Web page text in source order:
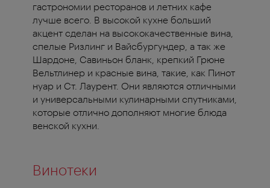
гастрономии ресторанов и летних кафе
лучше всего. В высокой кухне больший
акцент сделан на высококачественные вина,
спелые Ризлинг и Вайсбургундер, а так же
Шардоне, Савиньон бланк, крепкий Грюне
Вельтлинер и красные вина, такие, как Пинот
нуар и Ст. Лаурент. Они являются отличными
и универсальными кулинарными спутниками,
которые отлично дополняют многие блюда
венской кухни.
Винотеки